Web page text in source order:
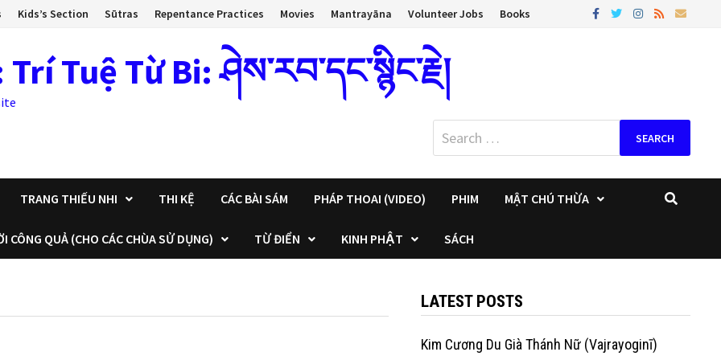
Kids’s Section Sūtras Repentance Practices Movies Mantrayāna Volunteer Jobs Books
Tuệ Từ Bi: ཤེས་རབ་དང་སྙིང་རྗེ།
Search
for:
TRANG THIẾU NHI THI KỆ CÁC BÀI SÁM PHÁP THOAI (VIDEO) PHIM MẬT CHÚ THỪA
CÔNG QUẢ (CHO CÁC CHÙA SỬ DỤNG) TỪ ĐIỂN KINH PHẬT SÁCH
LATEST POSTS
Kim Cương Du Già Thánh Nữ (Vajrayoginī)